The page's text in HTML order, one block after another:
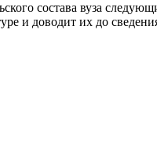
состава вуза
и доводит их до